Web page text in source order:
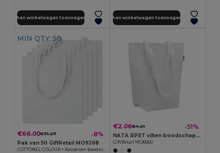
Aan winkelwagen toevoegen Aan winkelwagen toevoegen
MIN QTY: 50
€66.00€71.27 -8%
Pak van 50 GiftRetail MO9268
COTTONEL COLOUR + Katoenen boodschappentas
€2.06€4.21 -51%
NATA RPET vilten boodschappentas
GiftRetail MO6660